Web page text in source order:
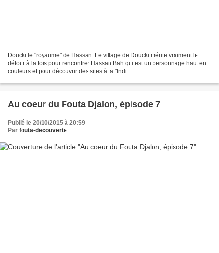
Doucki le "royaume" de Hassan. Le village de Doucki mérite vraiment le
détour à la fois pour rencontrer Hassan Bah qui est un personnage haut en
couleurs et pour découvrir des sites à la "Indi...
Au coeur du Fouta Djalon, épisode 7
Publié le 20/10/2015 à 20:59
Par fouta-decouverte